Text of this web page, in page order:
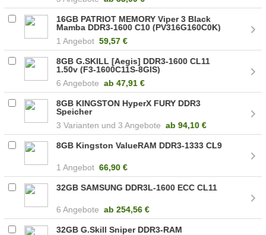
16GB PATRIOT MEMORY Viper 3 Black
Mamba DDR3-1600 C10 (PV316G160C0K)
1 Angebot 59,57 €
8GB G.SKILL [Aegis] DDR3-1600 CL11
1.50v (F3-1600C11S-8GIS)
6 Angebote ab47,91 €
8GB KINGSTON HyperX FURY DDR3
Speicher
3
3 Angebote ab 94,10 €
8GB Kingston ValueRAM DDR3-1333 CL9
1 Angebot 66,90 €
32GB SAMSUNG DDR3L-1600 ECC CL11
6 Angebote ab 254,56 €
32GB G.Skill Sniper DDR3-RAM